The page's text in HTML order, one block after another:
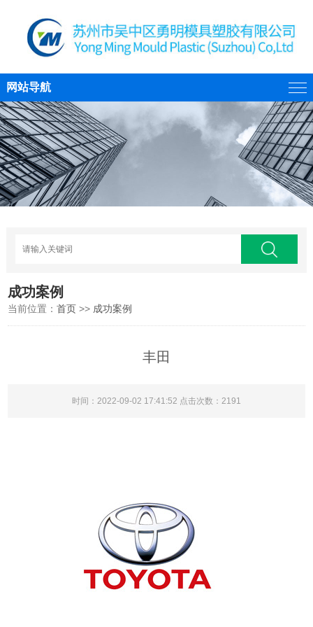
网站导航
成功案例
当前位置：首页 >> 成功案例
丰田
时间：2022-09-02 17:41:52 点击次数：2191